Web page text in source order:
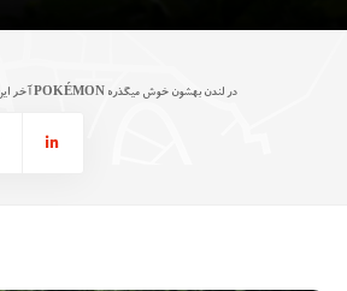
آخر این هفته طرفدارن POKÉMON در لندن بهشون خوش میگذره